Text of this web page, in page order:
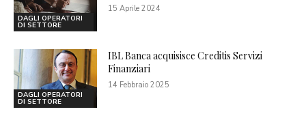
DAGLI OPERATORI
DI SETTORE
15 Aprile 2024
DAGLI OPERATORI
DI SETTORE
IBL Banca acquisisce Creditis Servizi
Finanziari
14 Febbraio 2025